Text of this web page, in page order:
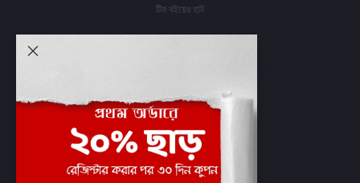
টিম বইয়ের হাট
প্রবেশ করুন
অর্ডার ইতিহাস
আমার ইচ্ছাগুলি
অর্ডার ট্র্যাকিং